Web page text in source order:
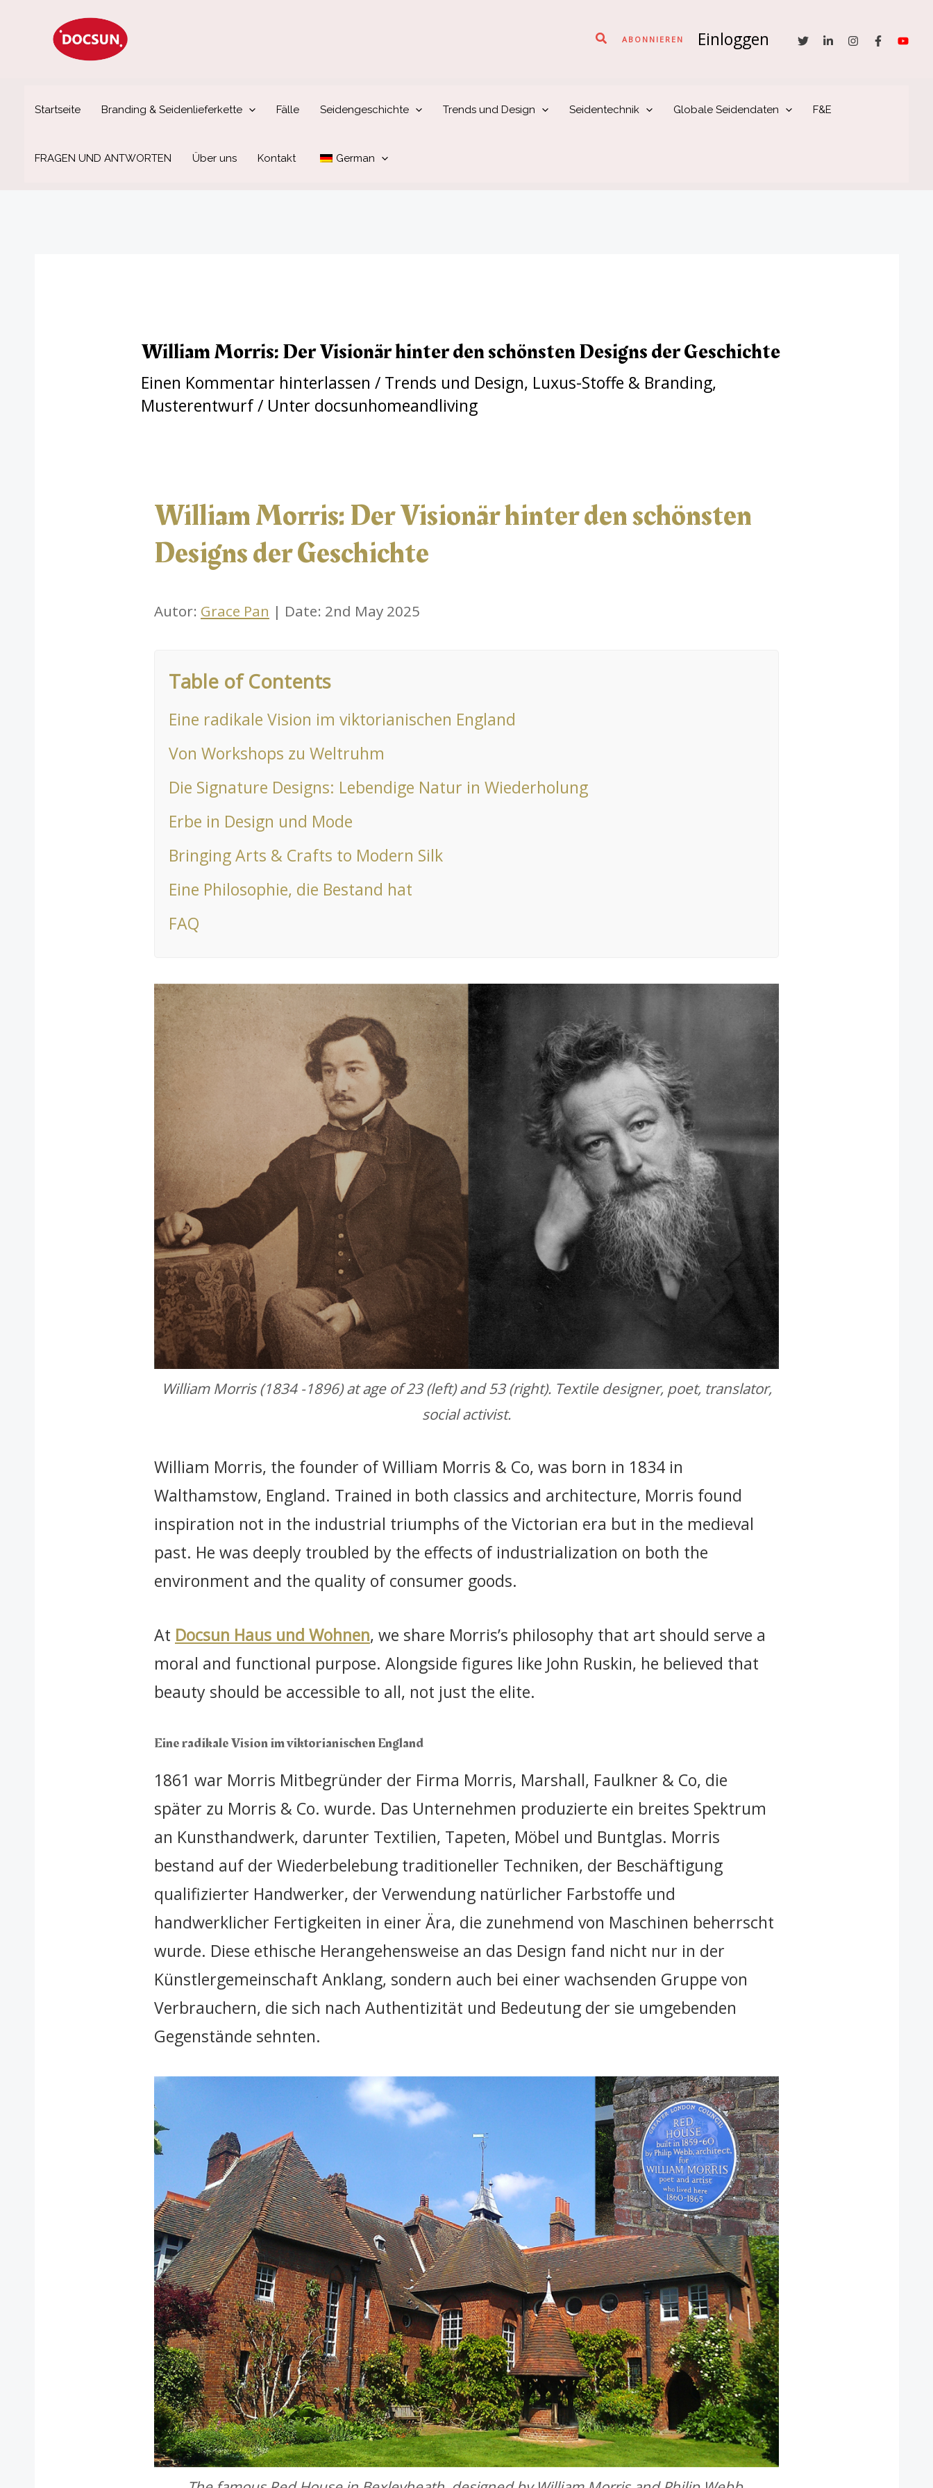
springen
SucheABONNIEREN Einloggen
Startseite Branding & Seidenlieferkette Fälle Seidengeschichte Trends und Design Seidentechnik Globale Seidendaten F&E
FRAGEN UND ANTWORTEN Über uns Kontakt German
William Morris: Der Visionär hinter den schönsten Designs der Geschichte
Einen Kommentar hinterlassen / Trends und Design, Luxus-Stoffe & Branding,
Musterentwurf/ Unter docsunhomeandliving
William Morris: Der Visionär hinter den schönsten
Designs der Geschichte
Autor: Grace Pan | Date: 2nd May 2025
Table of Contents
Eine radikale Vision im viktorianischen England
Von Workshops zu Weltruhm
Die Signature Designs: Lebendige Natur in Wiederholung
Erbe in Design und Mode
Bringing Arts & Crafts to Modern Silk
Eine Philosophie, die Bestand hat
FAQ
William Morris (1834 -1896) at age of 23 (left) and 53 (right). Textile designer, poet, translator,
social activist.
William Morris, the founder of William Morris & Co, was born in 1834 in
Walthamstow, England. Trained in both classics and architecture, Morris found
inspiration not in the industrial triumphs of the Victorian era but in the medieval
past. He was deeply troubled by the effects of industrialization on both the
environment and the quality of consumer goods.
At Docsun Haus und Wohnen, we share Morris’s philosophy that art should serve a
moral and functional purpose. Alongside figures like John Ruskin, he believed that
beauty should be accessible to all, not just the elite.
Eine radikale Vision im viktorianischen England
1861 war Morris Mitbegründer der Firma Morris, Marshall, Faulkner & Co, die
später zu Morris & Co. wurde. Das Unternehmen produzierte ein breites Spektrum
an Kunsthandwerk, darunter Textilien, Tapeten, Möbel und Buntglas. Morris
bestand auf der Wiederbelebung traditioneller Techniken, der Beschäftigung
qualifizierter Handwerker, der Verwendung natürlicher Farbstoffe und
handwerklicher Fertigkeiten in einer Ära, die zunehmend von Maschinen beherrscht
wurde. Diese ethische Herangehensweise an das Design fand nicht nur in der
Künstlergemeinschaft Anklang, sondern auch bei einer wachsenden Gruppe von
Verbrauchern, die sich nach Authentizität und Bedeutung der sie umgebenden
Gegenstände sehnten.